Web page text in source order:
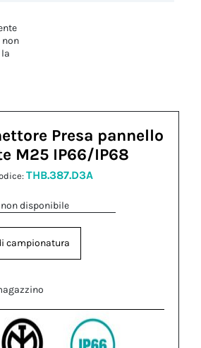
non
Presa pannello
M25 IP66/IP68
THB.387.D3A
non disponibile
campionatura